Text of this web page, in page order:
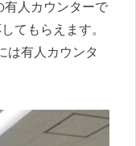
有人カウンターで
てもらえます。
は有人カウンタ